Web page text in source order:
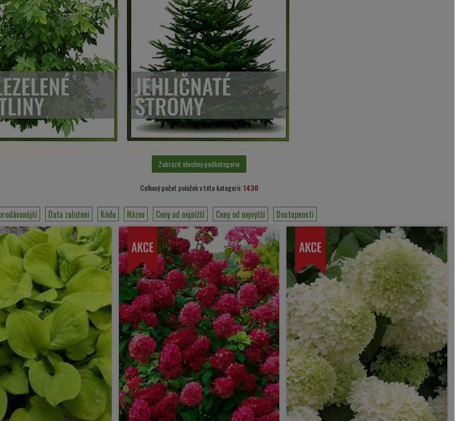
Zobrazit všechny podkategorie
Celkový počet položek v této kategorii:1430
Data založení Kódu Názvu Ceny od nejnížší Ceny od nejvyšší Dostupnosti